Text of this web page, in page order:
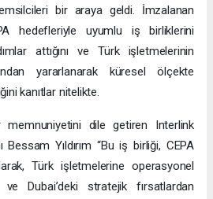
bir araya geldi. İmzalanan
hedefleriyle uyumlu iş birliklerini
attığını ve Türk işletmelerinin
yararlanarak küresel ölçekte
kanıtlar nitelikte.
memnuniyetini dile getiren Interlink
Yıldırım “Bu iş birliği, CEPA
Türk işletmelerine operasyonel
Dubai’deki stratejik fırsatlardan